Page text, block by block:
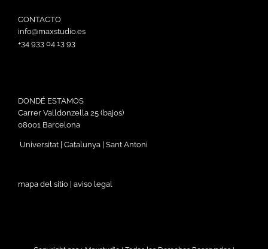
CONTACTO
info@maxstudio.es
+34 933 04 13 93
DONDÉ ESTAMOS
Carrer Valldonzella 25 (bajos)
08001 Barcelona
Universitat | Catalunya | Sant Antoni
mapa del sitio aviso legal